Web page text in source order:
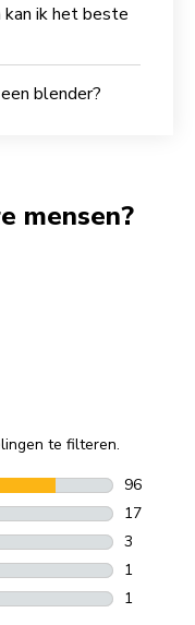
ik het beste
blender?
mensen?